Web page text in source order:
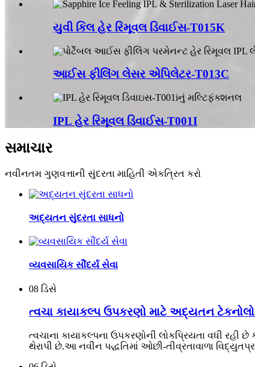
યુવી કિલ હેર રિમૂવલ ડિવાઈસ-T015K
આઈસ ફીલિંગ લેસર એપિલેટર-T013C
IPL હેર રિમૂવલ ડિવાઈસ-T001I
સમાચાર
નવીનતમ ગુણવત્તાની સુંદરતા માહિતી એકત્રિત કરો
અદ્યતન સુંદરતા સાધનો
વ્યવસાયિક સૌંદર્ય સેવા
08 ડિસે
ત્વચા કાયાકલ્પ ઉપકરણો માટે અદ્યતન
ત્વચાના કાયાકલ્પના ઉપકરણોની લોકપ્રિયતા વધી
થેરાપી છે.આ નવીન પદ્ધતિમાં ઓછી-તીવ્રતાવાળા